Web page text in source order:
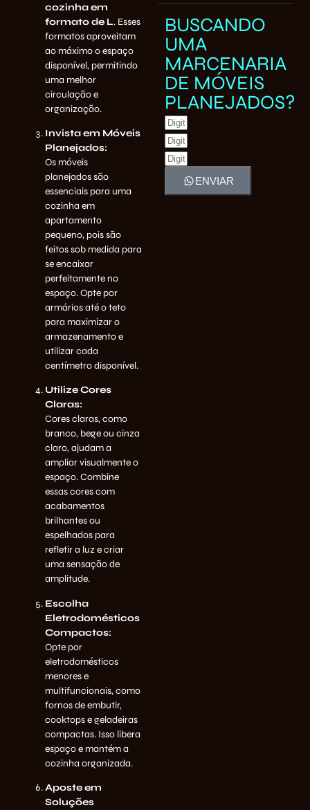
cozinha em
formato de L. Esses
formatos aproveitam
ao máximo o espaço
disponível, permitindo
uma melhor
circulação e
organização.
Invista em Móveis
Planejados:
Os móveis
planejadossão
essenciais para uma
cozinha em
apartamento
pequeno, pois são
feitos sob medida para
se encaixar
perfeitamente no
espaço. Opte por
armários até o teto
para maximizar o
armazenamento e
utilizar cada
centímetro disponível.
Utilize Cores
Claras:
Cores claras, como
branco, bege ou cinza
claro, ajudam a
ampliar visualmente o
espaço. Combine
essas cores com
acabamentos
brilhantes ou
espelhados para
refletir a luz e criar
uma sensação de
amplitude.
Escolha
Eletrodomésticos
Compactos:
Opte por
eletrodomésticos
menores e
multifuncionais, como
fornos de embutir,
cooktops e geladeiras
compactas. Isso libera
espaço e mantém a
cozinha organizada.
Aposte em
Soluções
BUSCANDO
UMA
MARCENARIA
DE MÓVEIS
PLANEJADOS?